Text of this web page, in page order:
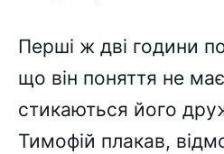
Перші ж дві години
що він поняття не
стикаються його
Тимофій плакав,